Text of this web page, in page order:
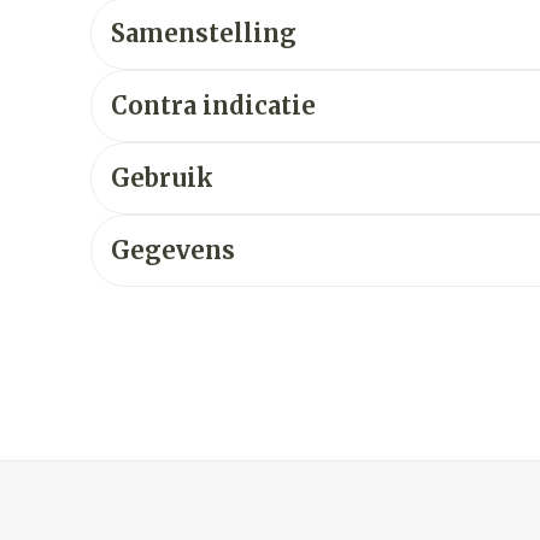
Samenstelling
Contra indicatie
Gebruik
Gegevens